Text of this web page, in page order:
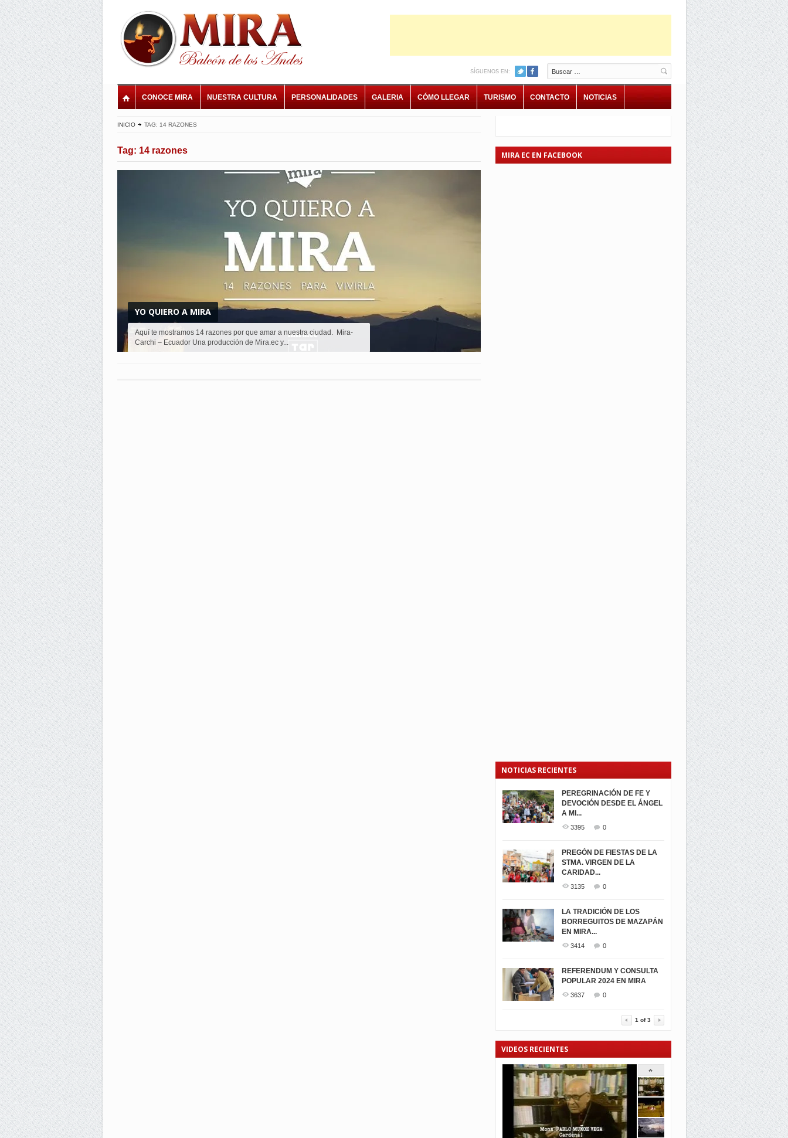
Buscar
SÍGUENOS EN:
CONOCE MIRA NUESTRA CULTURA PERSONALIDADES GALERIA CÓMO LLEGAR TURISMO CONTACTO NOTICIAS
INICIO TAG: 14 RAZONES
Tag: 14 razones
YO QUIERO A MIRA
Aquí te mostramos 14 razones por que amar a nuestra ciudad. Mira-
Carchi – Ecuador Una producción de Mira.ec y...
MIRA EC EN FACEBOOK
NOTICIAS RECIENTES
PEREGRINACIÓN DE FE Y
DEVOCIÓN DESDE EL ÁNGEL
A MI...
3395 0
PREGÓN DE FIESTAS DE LA
STMA. VIRGEN DE LA
CARIDAD...
3135 0
LA TRADICIÓN DE LOS
BORREGUITOS DE MAZAPÁN
EN MIRA...
3414 0
REFERENDUM Y CONSULTA
POPULAR 2024 EN MIRA
3637 0
1 of3
VIDEOS RECIENTES